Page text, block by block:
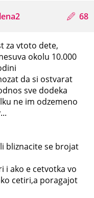
68
za vtoto dete,
okolu 10.000
da si ostvarat
sve dodeka
ne im odzemeno
bliznacite se brojat
i ako e cetvotka vo
cetiri,a poragajot